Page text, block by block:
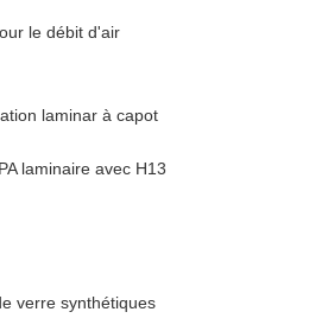
le débit d'air
laminar à capot
laminaire avec H13
verre synthétiques